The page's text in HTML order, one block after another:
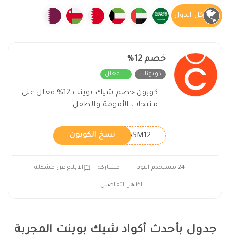
كل الدول
خصم 12%
كوبونات فعال
كوبون خصم شيك بوينت 12% فعال على
منتجات الأمومة والطفل
5SM12 نسخ الكوبون
24 مستخدم اليوم مشاركة الابلاغ عن مشكلة
اظهر التفاصيل
جدول بأحدث أكواد شيك بوينت المجربة